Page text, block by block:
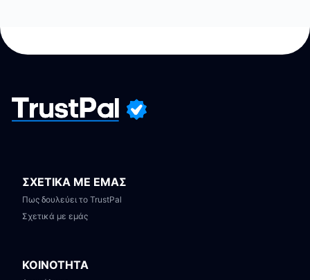
ΣΧΕΤΙΚΑ ΜΕ ΕΜΑΣ
Πως δουλεύει το TrustPal
Σχετικά με εμάς
ΚΟΙΝΟΤΗΤΑ